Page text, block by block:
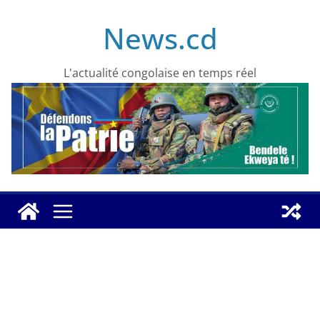
News.cd
L'actualité congolaise en temps réel